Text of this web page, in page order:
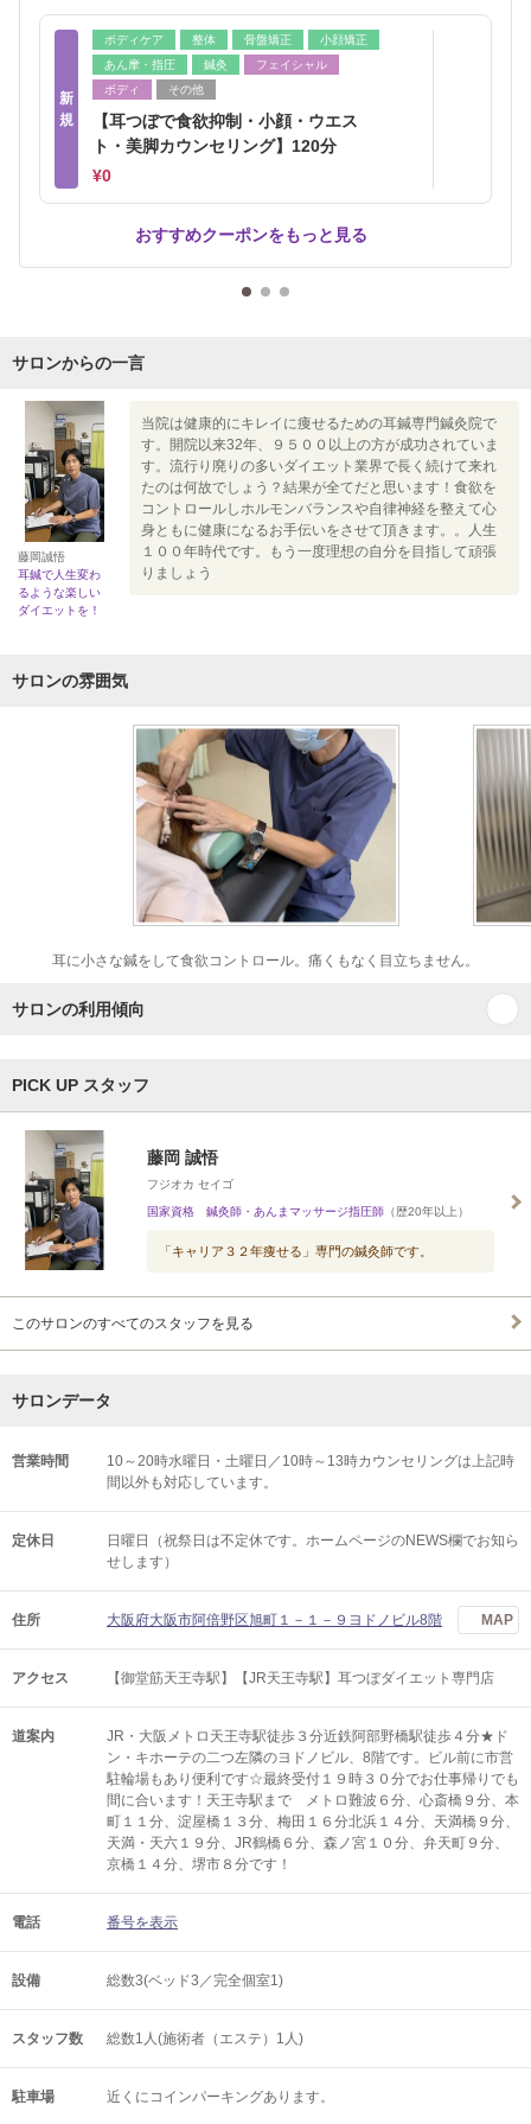
新
規
ボディケア 整体 骨盤矯正
小顔矯正
あん摩・指圧
鍼灸
フェイシャル
ボディ
その他
【耳つぼで食欲抑制・小顔・ウエス
ト・美脚カウンセリング】120分
¥0
おすすめクーポンをもっと見る
サロンからの一言
藤岡誠悟
耳鍼で人生変わ
るような楽しい
ダイエットを！
当院は健康的にキレイに痩せるための耳鍼専門鍼灸院で
す。開院以来32年、９５００以上の方が成功されていま
す。流行り廃りの多いダイエット業界で長く続けて来れ
たのは何故でしょう？結果が全てだと思います！食欲を
コントロールしホルモンバランスや自律神経を整えて心
身ともに健康になるお手伝いをさせて頂きます。。人生
１００年時代です。もう一度理想の自分を目指して頑張
りましょう
サロンの雰囲気
耳に小さな鍼をして食欲コントロール。痛くもなく目立ちません。
サロンの利用傾向
PICK UP スタッフ
藤岡 誠悟
フジオカ セイゴ
国家資格 鍼灸師・あんまマッサージ指圧師 （歴20年以上）
「キャリア３２年痩せる」専門の鍼灸師です。
このサロンのすべてのスタッフを見る
サロンデータ
営業時間
10～20時水曜日・土曜日／10時～13時カウンセリングは上記時
間以外も対応しています。
定休日
日曜日（祝祭日は不定休です。ホームページのNEWS欄でお知ら
せします）
住所 大阪府大阪市阿倍野区旭町１－１－９ヨドノビル8階 MAP
アクセス 【御堂筋天王寺駅】【JR天王寺駅】耳つぼダイエット専門店
道案内
JR・大阪メトロ天王寺駅徒歩３分近鉄阿部野橋駅徒歩４分★ド
ン・キホーテの二つ左隣のヨドノビル、8階です。ビル前に市営
駐輪場もあり便利です☆最終受付１９時３０分でお仕事帰りでも
間に合います！天王寺駅まで メトロ難波６分、心斎橋９分、本
町１１分、淀屋橋１３分、梅田１６分北浜１４分、天満橋９分、
天満・天六１９分、JR鶴橋６分、森ノ宮１０分、弁天町９分、
京橋１４分、堺市８分です！
電話 番号を表示
設備 総数3(ベッド3／完全個室1)
スタッフ数 総数1人(施術者（エステ）1人)
駐車場 近くにコインパーキングあります。